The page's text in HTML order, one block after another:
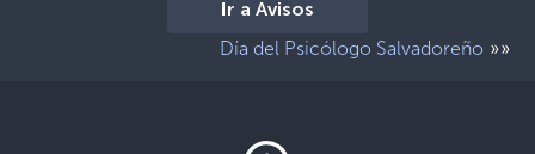
Ir a Avisos
Día del Psicólogo Salvadoreño »»